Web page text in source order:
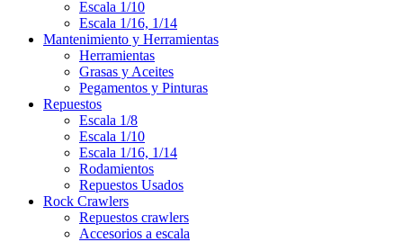
Escala 1/10
Escala 1/16, 1/14
Mantenimiento y Herramientas
Herramientas
Grasas y Aceites
Pegamentos y Pinturas
Repuestos
Escala 1/8
Escala 1/10
Escala 1/16, 1/14
Rodamientos
Repuestos Usados
Rock Crawlers
Repuestos crawlers
Accesorios a escala